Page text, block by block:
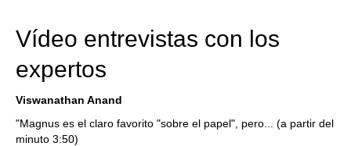
Vídeo entrevistas con los
expertos
Viswanathan Anand
"Magnus es el claro favorito "sobre el papel", pero... (a partir del
minuto 3:50)